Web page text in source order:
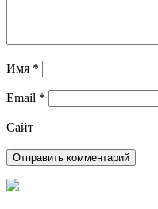
Имя *
Email *
Сайт